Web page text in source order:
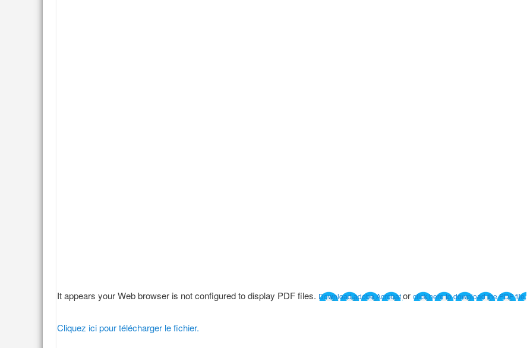
It appears your Web browser is not configured to display PDF files. Download adobe Acrobator click here to download the PDF file.
Cliquez ici pour télécharger le fichier.